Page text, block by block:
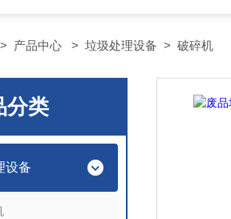
> 产品中心 > 垃圾处理设备 > 破碎机
分类
设备